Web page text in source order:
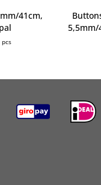
41cm,
pcs
5,5mm/